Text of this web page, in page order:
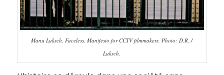
Manu Luksch, Faceless. Manifesto for CCTV filmmakers. Photo: D.R. /
Luksch.